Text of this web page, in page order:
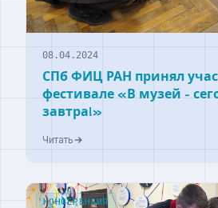
08.04.2024
СПб ФИЦ РАН принял
фестивале «В музей -
завтра!»
Читать
КОНФЕРЕНЦИЯ